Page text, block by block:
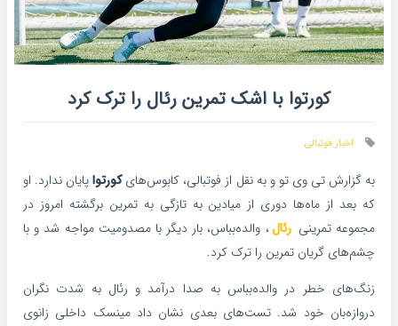
کورتوا با اشک تمرین رئال را ترک کرد
اخبار فوتبالی
به گزارش تی وی تو و به نقل از فوتبالی، کابوس‌هایکورتواپایان ندارد. او
که بعد از ماه‌ها دوری از میادین ‏به تازگی به تمرین برگشته امروز در
مجموعه تمرینی رئال، والده‌بباس، بار دیگر با ‏مصدومیت مواجه شد و با
چشم‌های گریان تمرین را ترک کرد. ‏
زنگ‌های خطر در والده‌بباس به صدا درآمد و رئال به شدت نگران
دروازه‌بان خود شد. ‏تست‌های بعدی نشان داد مینسک داخلی زانوی